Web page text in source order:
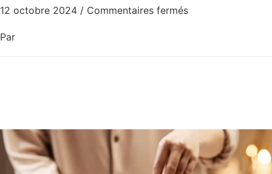
12 octobre 2024 / Commentaires fermés
Par